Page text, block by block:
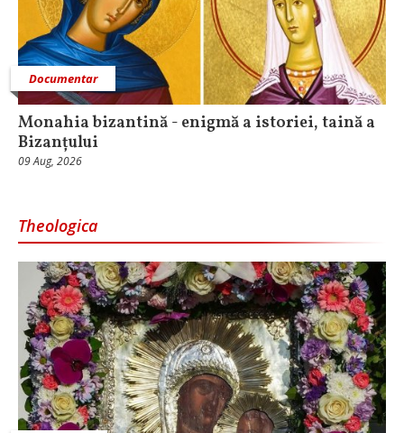
Documentar
Monahia bizantină - enigmă a istoriei, taină a
Bizanțului
09 Aug, 2026
Theologica